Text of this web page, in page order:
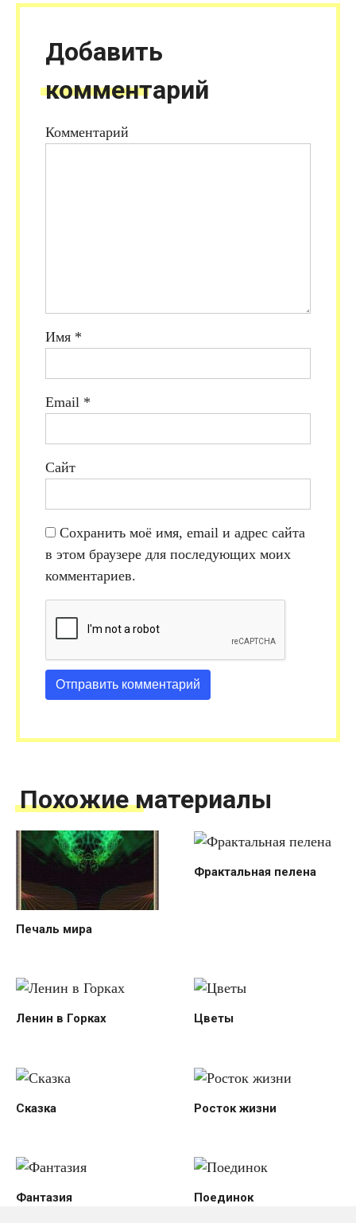
Добавить
комментарий
Комментарий
Имя *
Email *
Сайт
Сохранить моё имя, email и адрес сайта
в этом браузере для последующих моих
комментариев.
Похожие материалы
Печаль мира
Фрактальная пелена
Ленин в Горках Цветы
Сказка Росток жизни
Фантазия Поединок